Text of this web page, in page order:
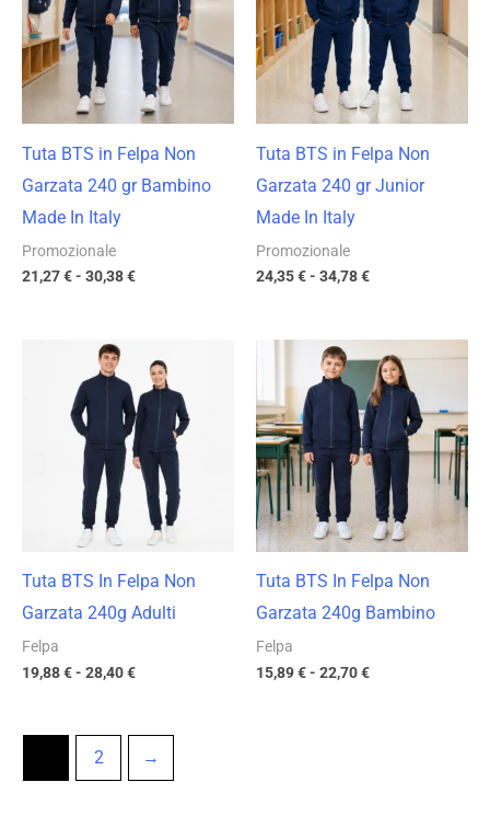
Tuta BTS in Felpa Non
Garzata 240 gr Bambino
Made In Italy
Promozionale
21,27€- 30,38€
a
30,38 €
Tuta BTS in Felpa Non
Garzata 240 gr Junior
Made In Italy
Promozionale
24,35€- 34,78€
a
34,78 €
Tuta BTS In Felpa Non
Garzata 240g Adulti
Felpa
19,88€- 28,40€
prezzo:
da
19,88 €
28,40 €
Tuta BTS In Felpa Non
Garzata 240g Bambino
Felpa
15,89€- 22,70€
di
prezzo:
da
15,89 €
a
22,70 €
2 →